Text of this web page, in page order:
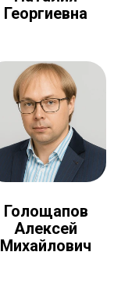
Георгиевна
Голощапов
Алексей
Михайлович